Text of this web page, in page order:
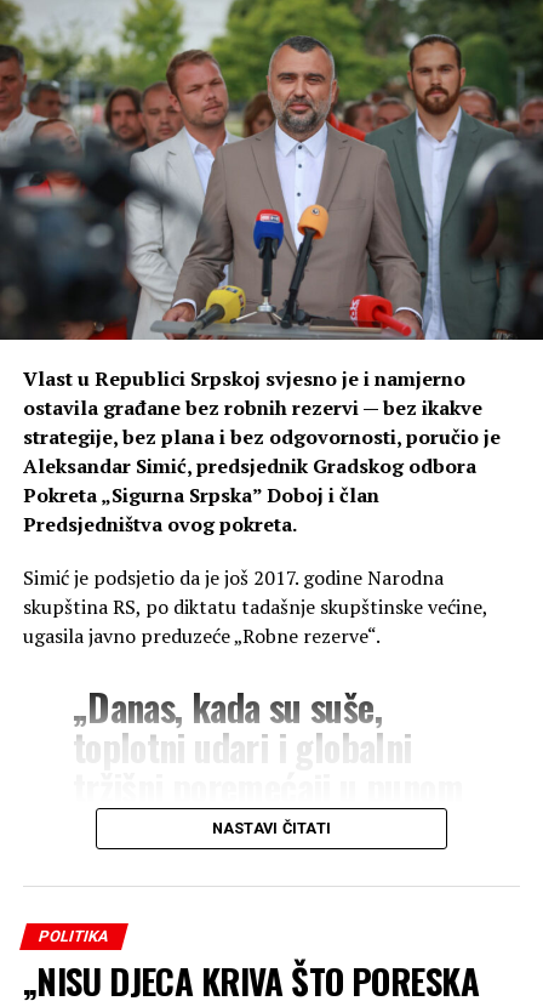
Vlast u Republici Srpskoj svjesno je i namjerno
ostavila građane bez robnih rezervi — bez ikakve
strategije, bez plana i bez odgovornosti, poručio je
Aleksandar Simić, predsjednik Gradskog odbora
Pokreta „Sigurna Srpska” Doboj i član
Predsjedništva ovog pokreta.
Simić je podsjetio da je još 2017. godine Narodna
skupština RS, po diktatu tadašnje skupštinske većine,
ugasila javno preduzeće „Robne rezerve“.
„Danas, kada su suše,
toplotni udari i globalni
zamahu, nude nam samo
izgovore i prazne izjave. Ne
postoji sistemska zaštita.
Ne postoji odgovornost.
NASTAVI ČITATI
POLITIKA
„NISU DJECA KRIVA ŠTO PORESKA